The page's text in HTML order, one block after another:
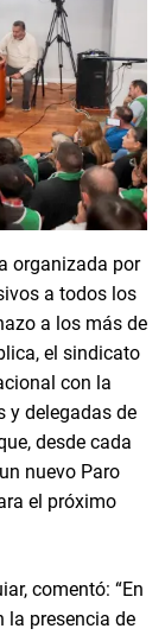
organizada por
a todos los
a los más de
el sindicato
con la
y delegadas de
desde cada
nuevo Paro
el próximo
comentó: “En
la presencia de